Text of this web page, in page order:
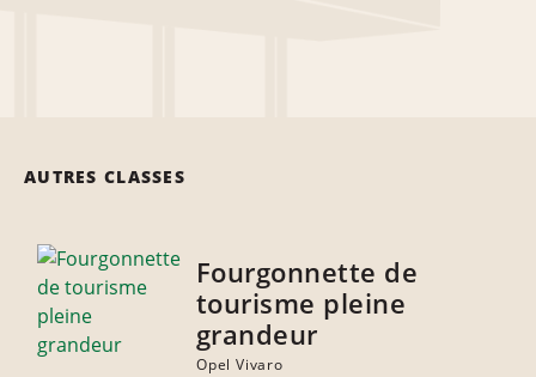
AUTRES CLASSES
Fourgonnette de
tourisme pleine
grandeur
Opel Vivaro